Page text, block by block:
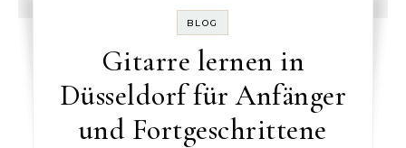
BLOG
Gitarre lernen in
Düsseldorf für Anfänger
und Fortgeschrittene